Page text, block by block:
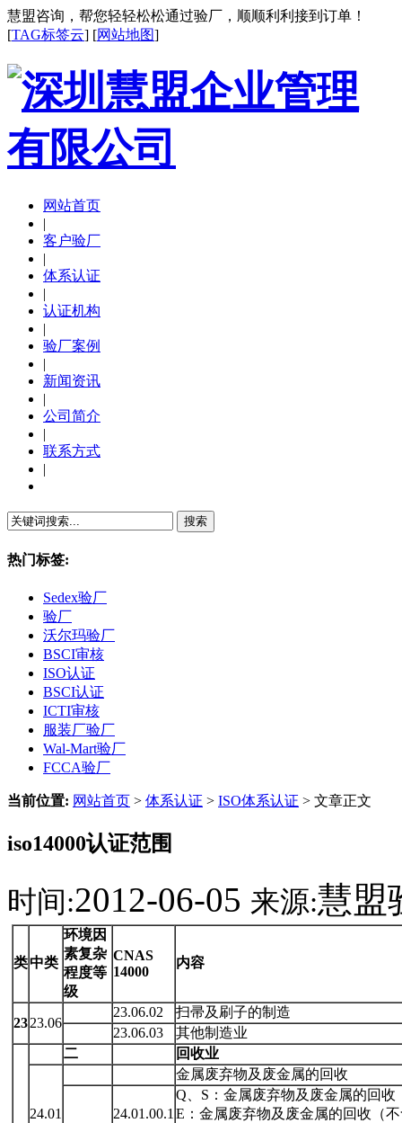
慧盟咨询，帮您轻轻松松通过验厂，顺顺利利接到订单！
[TAG标签云] [网站地图]
网站首页
|
客户验厂
|
体系认证
|
认证机构
|
验厂案例
|
新闻资讯
|
公司简介
|
联系方式
|
热门标签:
Sedex验厂
验厂
沃尔玛验厂
BSCI审核
ISO认证
BSCI认证
ICTI审核
服装厂验厂
Wal-Mart验厂
FCCA验厂
当前位置: 网站首页 > 体系认证 > ISO体系认证 > 文章正文
iso14000认证范围
时间:2012-06-05 来源:慧盟
类中类
环境因
素复杂
程度等
级
CNAS
14000
内容
2323.06
23.06.02
扫帚及刷子的制造
23.06.03
其他制造业
二 回收业
24.01
金属废弃物及废金属的回收
24.01.00.1
Q、S：金属废弃物及废金属的回收
E：金属废弃物及废金属的回收（